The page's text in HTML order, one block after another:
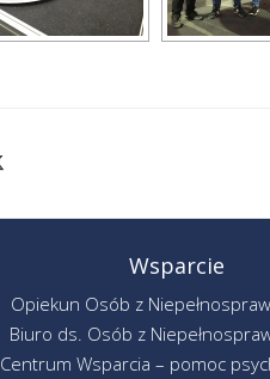
Wsparcie
Opiekun Osób z
Biuro ds. Osób z
Centrum Wsparcia – pomoc